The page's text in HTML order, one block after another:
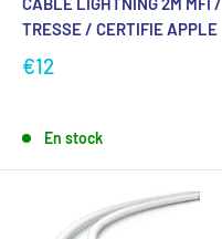
TRESSE / CERTIFIE APPLE
€12
En stock